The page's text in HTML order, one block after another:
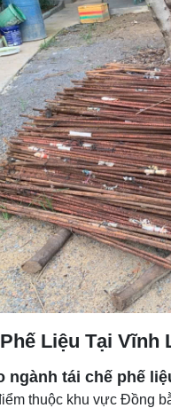
Liệu Tại Vĩnh
ngành tái chế phế
thuộc khu vực Đồng